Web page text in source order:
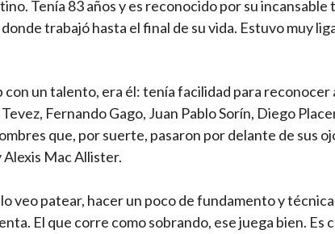
Tenía 83 años y es reconocido por su incansable
trabajó hasta el final de su vida. Estuvo muy
con un talento, era él: tenía facilidad para
Fernando Gago, Juan Pablo Sorín, Diego
que, por suerte, pasaron por delante de sus
Mac Allister.
veo patear, hacer un poco de fundamento y
El que corre como sobrando, ese juega bien. Es